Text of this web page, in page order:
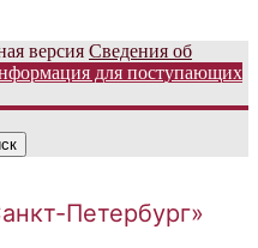
версия Сведения об
для поступающих
Петербург»